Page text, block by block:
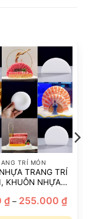
TRÍ MÓN
TRANG TRÍ
KHUÔN NHỰA
₫ – 255.000 ₫giá: